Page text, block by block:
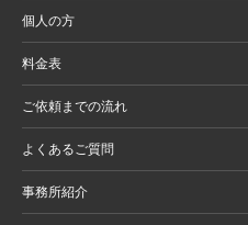
個人の方
料金表
ご依頼までの流れ
よくあるご質問
事務所紹介